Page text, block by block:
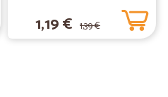
aspettavo che il
1,19 € 1,39 €